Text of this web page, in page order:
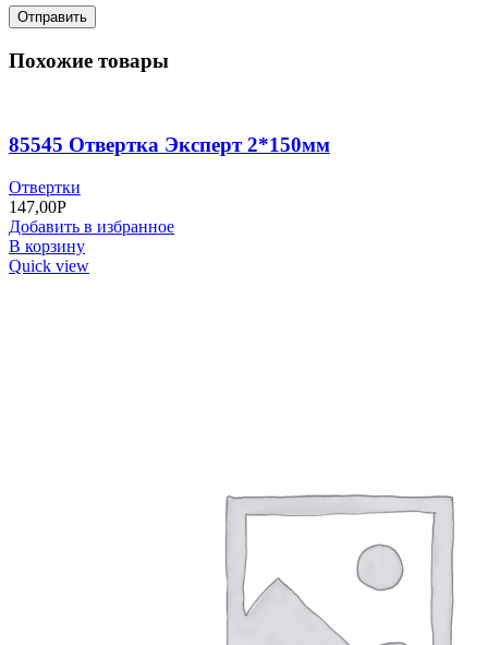
Похожие товары
85545 Отвертка Эксперт 2*150мм
Отвертки
147,00Р
Добавить в избранное
В корзину
Quick view